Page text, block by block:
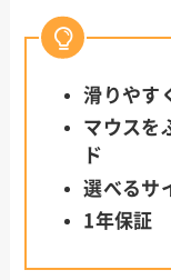
滑りやす
マウスを
ド
選べるサ
1年保証